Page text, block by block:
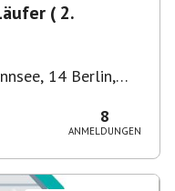
( 2.
14 Berlin,
8
ANMELDUNGEN